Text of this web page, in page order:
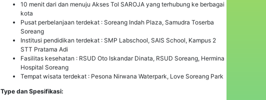
10 menit dari dan menuju Akses Tol SAROJA yang terhubung ke berbagai
kota
Pusat perbelanjaan terdekat : Soreang Indah Plaza, Samudra Toserba
Soreang
Institusi pendidikan terdekat : SMP Labschool, SAIS School, Kampus 2
STT Pratama Adi
Fasilitas kesehatan : RSUD Oto Iskandar Dinata, RSUD Soreang, Hermina
Hospital Soreang
Tempat wisata terdekat : Pesona Nirwana Waterpark, Love Soreang Park
Type dan Spesifikasi: